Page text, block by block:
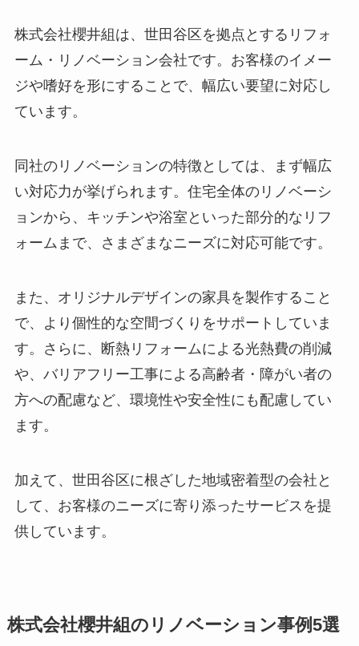
株式会社櫻井組は、世田谷区を拠点とするリフォ
ーム・リノベーション会社です。お客様のイメー
ジや嗜好を形にすることで、幅広い要望に対応し
ています。
同社のリノベーションの特徴としては、まず幅広
い対応力が挙げられます。住宅全体のリノベーシ
ョンから、キッチンや浴室といった部分的なリフ
ォームまで、さまざまなニーズに対応可能です。
また、オリジナルデザインの家具を製作すること
で、より個性的な空間づくりをサポートしていま
す。さらに、断熱リフォームによる光熱費の削減
や、バリアフリー工事による高齢者・障がい者の
方への配慮など、環境性や安全性にも配慮してい
ます。
加えて、世田谷区に根ざした地域密着型の会社と
して、お客様のニーズに寄り添ったサービスを提
供しています。
株式会社櫻井組のリノベーション事例5選